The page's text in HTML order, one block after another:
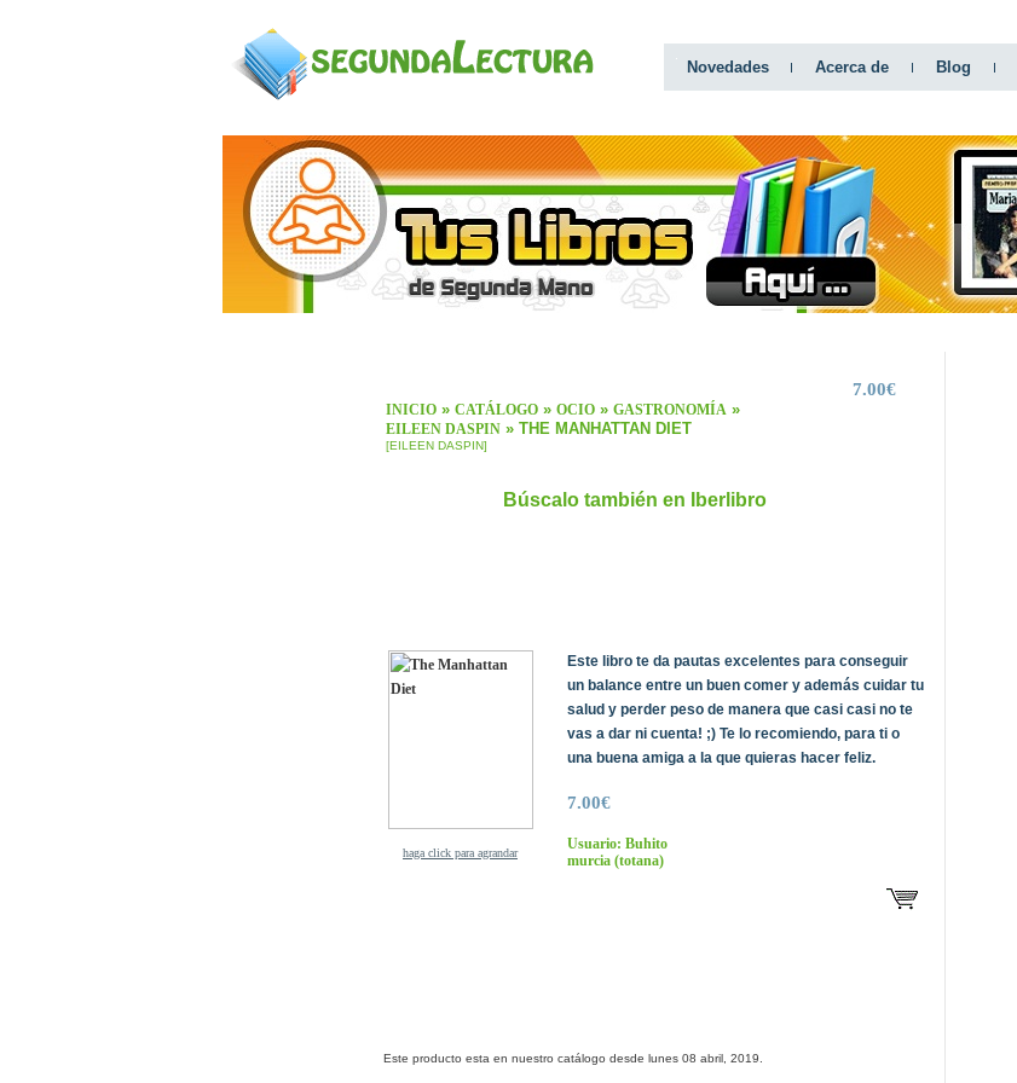
Novedades Acerca de Blog
INICIO» CATÁLOGO» OCIO» GASTRONOMÍA»
EILEEN DASPIN» THE MANHATTAN DIET
[EILEEN DASPIN]
7.00€
Búscalo también en Iberlibro
haga click para agrandar
Este libro te da pautas excelentes para conseguir
un balance entre un buen comer y además cuidar tu
salud y perder peso de manera que casi casi no te
vas a dar ni cuenta! ;) Te lo recomiendo, para ti o
una buena amiga a la que quieras hacer feliz.
7.00€
Usuario: Buhito
murcia(totana)
Este producto esta en nuestro catálogo desde lunes 08 abril, 2019.